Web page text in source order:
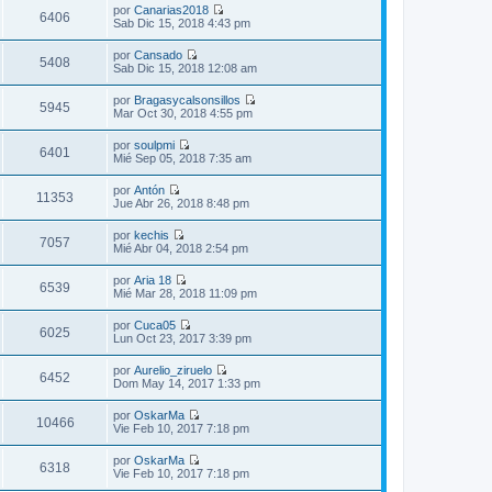
a
j
e
m
e
n
s
j
e
m
e
n
s
a
j
e
ú
l
t
i
m
e
n
s
a
j
e
6406 por Canarias2018
V
l
t
i
m
e
n
s
j
e
Sab Dic 15, 2018 4:43 pm
5408 por Cansado
V
ú
l
t
m
e
n
s
j
e
Sab Dic 15, 2018 12:08 am
5945 por Bragasycalsonsillos
t
s
j
e
Mar Oct 30, 2018 4:55 pm
6401 por soulpmi
V
l
t
m
e
n
s
j
e
Mié Sep 05, 2018 7:35 am
11353 por Antón
V
r
ú
l
t
i
m
m
e
n
s
a
j
e
Jue Abr 26, 2018 8:48 pm
7057 por kechis
V
ú
l
t
i
m
m
e
n
s
a
j
e
Mié Abr 04, 2018 2:54 pm
6539 por Aria 18
V
r
ú
l
t
i
m
m
e
n
s
a
j
e
Mié Mar 28, 2018 11:09 pm
6025 por Cuca05
V
ú
l
t
i
m
m
e
n
Lun Oct 23, 2017 3:39 pm
6452 por Aurelio_ziruelo
V
l
t
m
Dom May 14, 2017 1:33 pm
10466 por OskarMa
V
l
Vie Feb 10, 2017 7:18 pm
6318 por OskarMa
V
Vie Feb 10, 2017 7:18 pm